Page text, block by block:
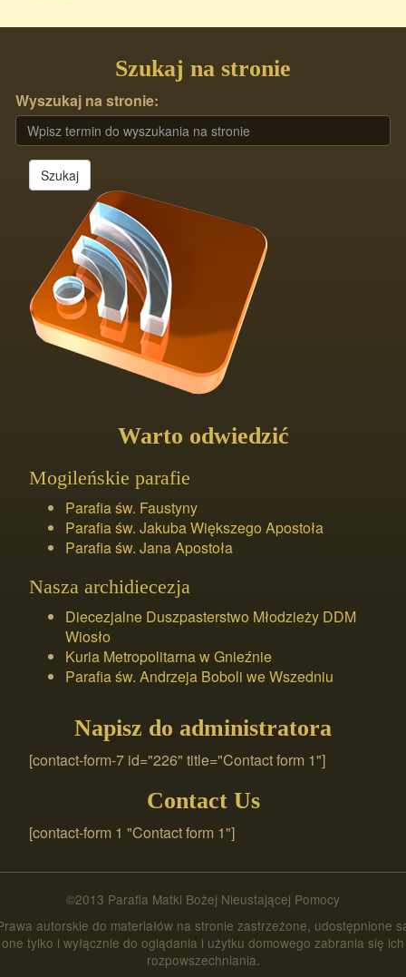
Szukaj na stronie
Wyszukaj na stronie:
Szukaj
Warto odwiedzić
Mogileńskie parafie
Parafia św. Faustyny
Parafia św. Jakuba Większego Apostoła
Parafia św. Jana Apostoła
Nasza archidiecezja
Diecezjalne Duszpasterstwo Młodzieży DDM
Wiosło
Kuria Metropolitarna w Gnieźnie
Parafia św. Andrzeja Boboli we Wszedniu
Napisz do administratora
[contact-form-7 id="226" title="Contact form 1"]
Contact Us
[contact-form 1 "Contact form 1"]
©2013 Parafia Matki Bożej Nieustającej Pomocy
autorskie do materiałów na stronie zastrzeżone, udostępnione
one tylko i wyłącznie do oglądania i użytku domowego zabrania się ich
rozpowszechniania.